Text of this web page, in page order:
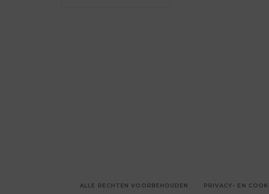
ALLE RECHTEN VOORBEHOUDEN PRIVACY- EN